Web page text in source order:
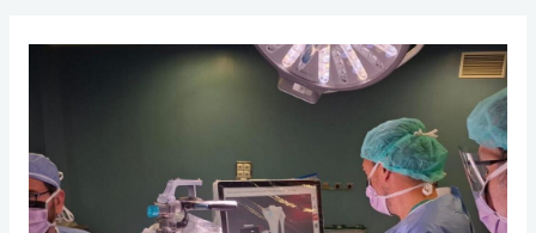
o
k
r